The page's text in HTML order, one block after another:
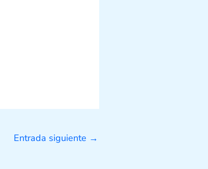
Entrada siguiente →